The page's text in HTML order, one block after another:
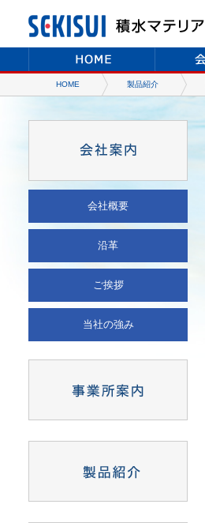
HOME 製品紹介
会社概要
沿革
ご挨拶
当社の強み